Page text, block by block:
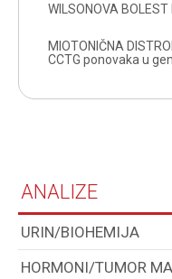
WILSONOVA BOLEST
MIOTONIČNA
CCTG ponovaka u
ANALIZE
URIN/BIOHEMIJA
HORMONI/TUMOR